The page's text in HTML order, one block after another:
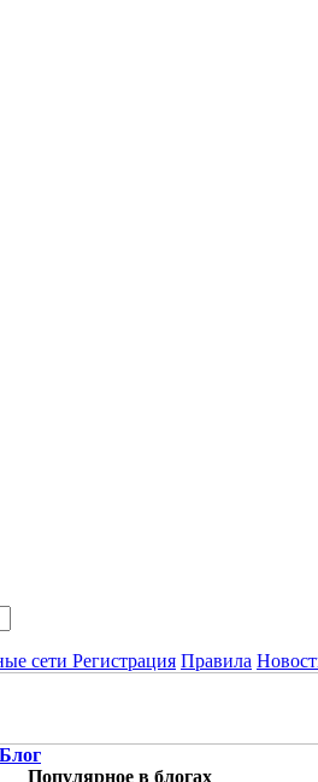
сети Регистрация Правила
Популярное в блогах